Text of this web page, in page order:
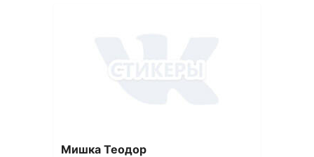
Мишка Теодор